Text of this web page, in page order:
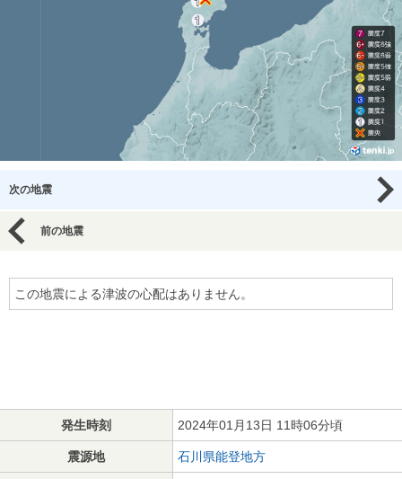
次の地震
前の地震
この地震による津波の心配はありません。
発生時刻 2024年01月13日 11時06分頃
震源地 石川県能登地方